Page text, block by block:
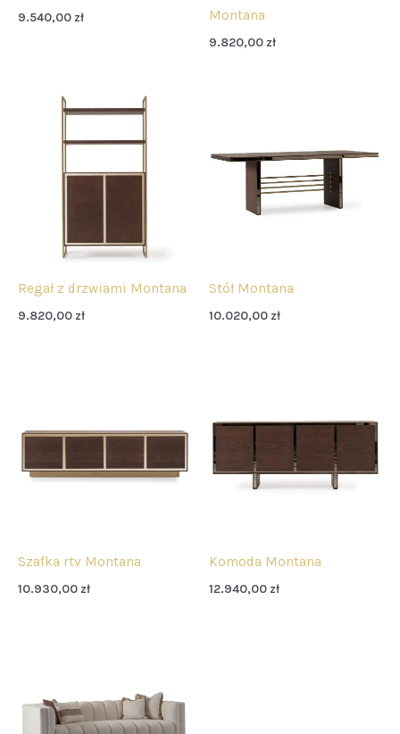
9.540,00 zł
Montana
9.820,00 zł
Regał z drzwiami Montana
9.820,00 zł
Stół Montana
10.020,00 zł
Szafka rtv Montana
10.930,00 zł
Komoda Montana
12.940,00 zł
do
14.790,00 zł